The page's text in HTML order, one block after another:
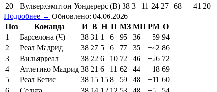
20
Вулверхэмптон Уондерерс (В) 38 3 11 24 27 68 −41 20
Подробнее → Обновлено: 04.06.2026
Поз
Команда И В Н П МЗ МП РМ О
1
Барселона (Ч) 38 31 1 6 95 36 +59 94
2
Реал Мадрид 38 27 5 6 77 35 +42 86
3
Вильярреал 38 22 6 10 72 46 +26 72
4
Атлетико Мадрид 38 21 6 11 62 44 +18 69
5
Реал Бетис 38 15 15 8 59 48 +11 60
6
Сельта 38 14 12 12 53 48 +5 54